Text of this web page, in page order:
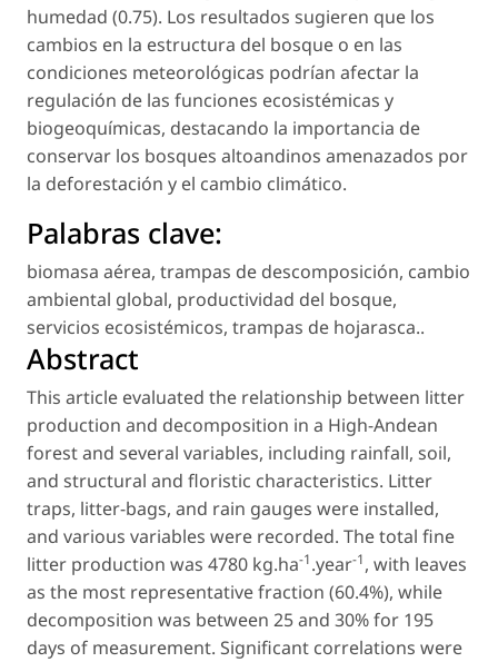
humedad (0.75). Los resultados sugieren que los
cambios en la estructura del bosque o en las
condiciones meteorológicas podrían afectar la
regulación de las funciones ecosistémicas y
biogeoquímicas, destacando la importancia de
conservar los bosques altoandinos amenazados por
la deforestación y el cambio climático.
Palabras clave:
biomasa aérea, trampas de descomposición, cambio
ambiental global, productividad del bosque,
servicios ecosistémicos, trampas de hojarasca..
Abstract
This article evaluated the relationship between litter
production and decomposition in a High-Andean
forest and several variables, including rainfall, soil,
and structural and floristic characteristics. Litter
traps, litter-bags, and rain gauges were installed,
and various variables were recorded. The total fine
litter production was 4780 kg.ha-1.year-1, with leaves
as the most representative fraction (60.4%), while
decomposition was between 25 and 30% for 195
days of measurement. Significant correlations were